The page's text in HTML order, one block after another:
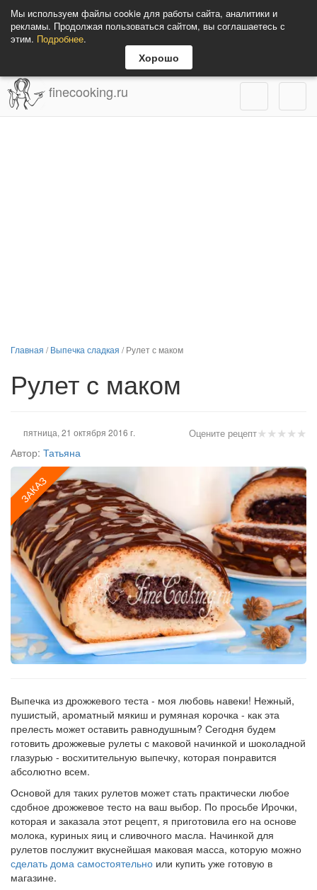
Мы используем файлы cookie для работы сайта, аналитики и
рекламы. Продолжая пользоваться сайтом, вы соглашаетесь с
этим. Подробнее.
Хорошо
finecooking.ru
Главная /Выпечка сладкая /Рулет с маком
Рулет с маком
★★★★★
Оцените рецепт
пятница, 21 октября 2016 г.
Автор: Татьяна
ЗАКАЗ
заказу
Выпечка из дрожжевого теста - моя любовь навеки! Нежный,
пушистый, ароматный мякиш и румяная корочка - как эта
прелесть может оставить равнодушным? Сегодня будем
готовить дрожжевые рулеты с маковой начинкой и шоколадной
глазурью - восхитительную выпечку, которая понравится
абсолютно всем.
Основой для таких рулетов может стать практически любое
сдобное дрожжевое тесто на ваш выбор. По просьбе Ирочки,
которая и заказала этот рецепт, я приготовила его на основе
молока, куриных яиц и сливочного масла. Начинкой для
рулетов послужит вкуснейшая маковая масса, которую можно
сделать дома самостоятельно или купить уже готовую в
магазине.